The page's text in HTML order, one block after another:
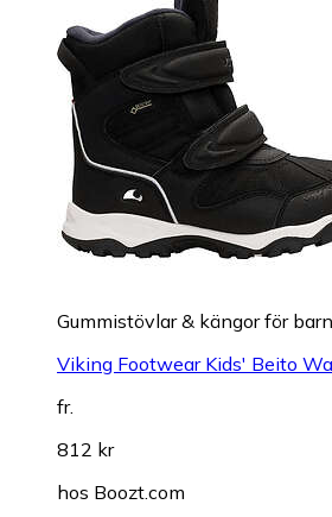
Gummistövlar & kängor för barn
Viking Footwear Kids' Beito
fr.
812 kr
hos Boozt.com